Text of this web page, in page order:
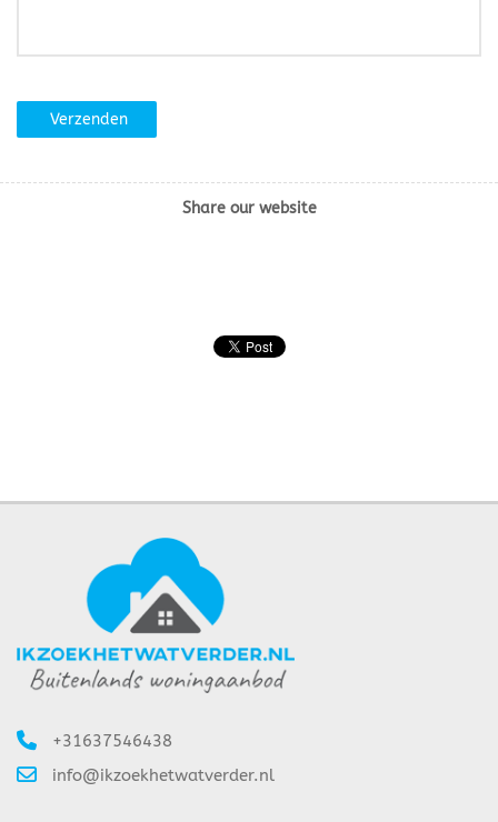
Verzenden
Share our website
+31637546438
info@ikzoekhetwatverder.nl